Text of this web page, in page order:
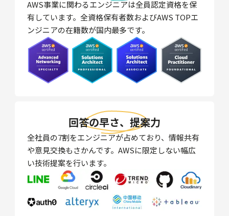
AWS事業に関わるエンジニアは全員認定資格を保
有しています。全資格保有者数およびAWS TOPエ
ンジニアの在籍数が国内最多です。
回答の早さ、提案力
全社員の7割をエンジニアが占めており、情報共有
や意見交換もさかんです。AWSに限定しない幅広
い技術提案を行います。